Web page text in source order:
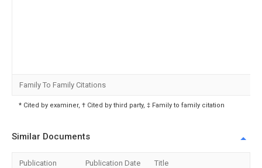
Family To Family Citations
* Cited by examiner, † Cited by third party, ‡ Family to family citation
Similar Documents
Publication Publication Date Title